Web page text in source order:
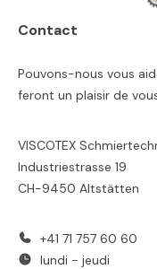
Contact
Pouvons-nous vous
feront un plaisir de
VISCOTEX
Industriestrasse 19
CH-9450 Altstätten
+41 71 757 60 60
lundi - jeudi